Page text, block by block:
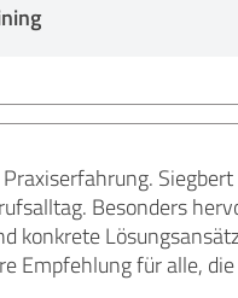
Besonders
konkrete
Empfehlung für alle,